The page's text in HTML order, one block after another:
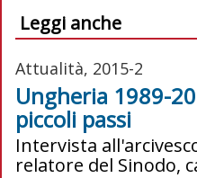
Leggi anche
Attualità, 2015-2
Ungheria 1989-
piccoli passi
Intervista
relatore del Sinodo,